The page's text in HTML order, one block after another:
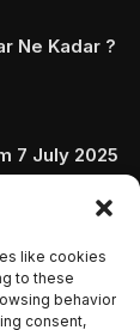
like cookies
to these
behavior
consent,
Ne Kadar ?
7 July 2025